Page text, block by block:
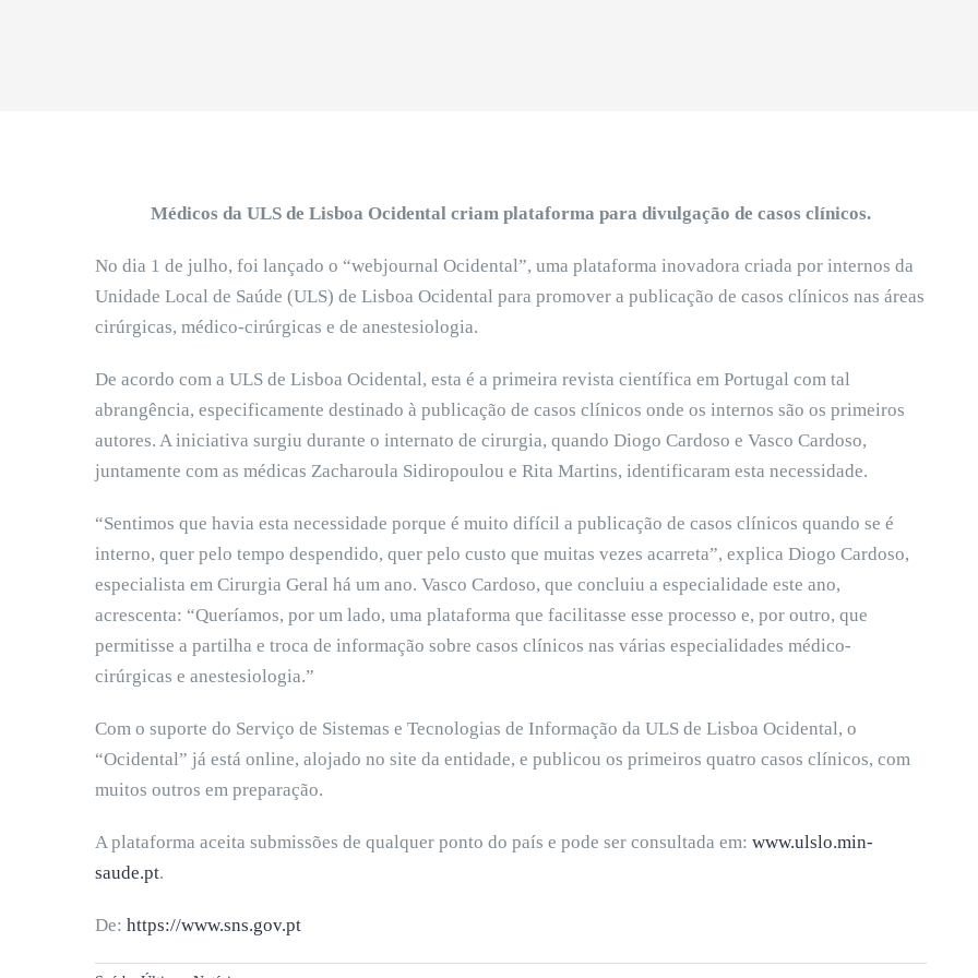
Médicos da ULS de Lisboa Ocidental criam plataforma para divulgação de casos clínicos.
No dia 1 de julho, foi lançado o “webjournal Ocidental”, uma plataforma inovadora criada por internos da
Unidade Local de Saúde (ULS) de Lisboa Ocidental para promover a publicação de casos clínicos nas áreas
cirúrgicas, médico-cirúrgicas e de anestesiologia.
De acordo com a ULS de Lisboa Ocidental, esta é a primeira revista científica em Portugal com tal
abrangência, especificamente destinado à publicação de casos clínicos onde os internos são os primeiros
autores. A iniciativa surgiu durante o internato de cirurgia, quando Diogo Cardoso e Vasco Cardoso,
juntamente com as médicas Zacharoula Sidiropoulou e Rita Martins, identificaram esta necessidade.
“Sentimos que havia esta necessidade porque é muito difícil a publicação de casos clínicos quando se é
interno, quer pelo tempo despendido, quer pelo custo que muitas vezes acarreta”, explica Diogo Cardoso,
especialista em Cirurgia Geral há um ano. Vasco Cardoso, que concluiu a especialidade este ano,
acrescenta: “Queríamos, por um lado, uma plataforma que facilitasse esse processo e, por outro, que
permitisse a partilha e troca de informação sobre casos clínicos nas várias especialidades médico-
cirúrgicas e anestesiologia.”
Com o suporte do Serviço de Sistemas e Tecnologias de Informação da ULS de Lisboa Ocidental, o
“Ocidental” já está online, alojado no site da entidade, e publicou os primeiros quatro casos clínicos, com
muitos outros em preparação.
A plataforma aceita submissões de qualquer ponto do país e pode ser consultada em: www.ulslo.min-
saude.pt.
De: https://www.sns.gov.pt